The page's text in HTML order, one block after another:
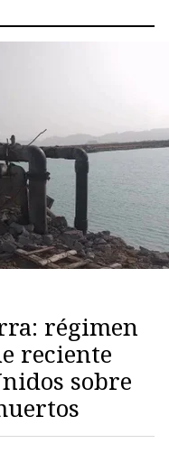
régimen
reciente
sobre